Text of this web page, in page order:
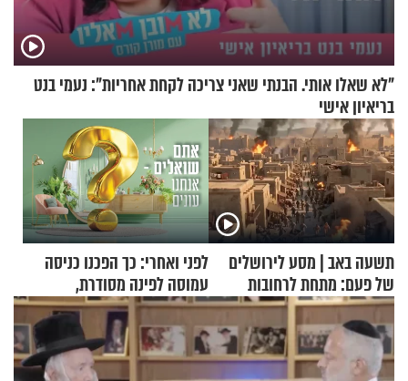
"לא שאלו אותי. הבנתי שאני צריכה לקחת אחריות": נעמי בנט
בריאיון אישי
תשעה באב | מסע לירושלים
של פעם: מתחת לרחובות
ירושלים
לפני ואחרי: כך הפכנו כניסה
עמוסה לפינה מסודרת,
שימושית ומזמינה